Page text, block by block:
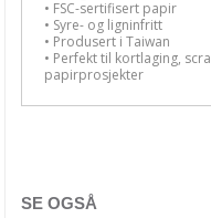
Doodlebug
Echo Park
• FSC-sertifisert papir
• Syre- og ligninfritt
• Produsert i Taiwan
• Perfekt til kortlaging,
papirprosjekter
SE OGSÅ